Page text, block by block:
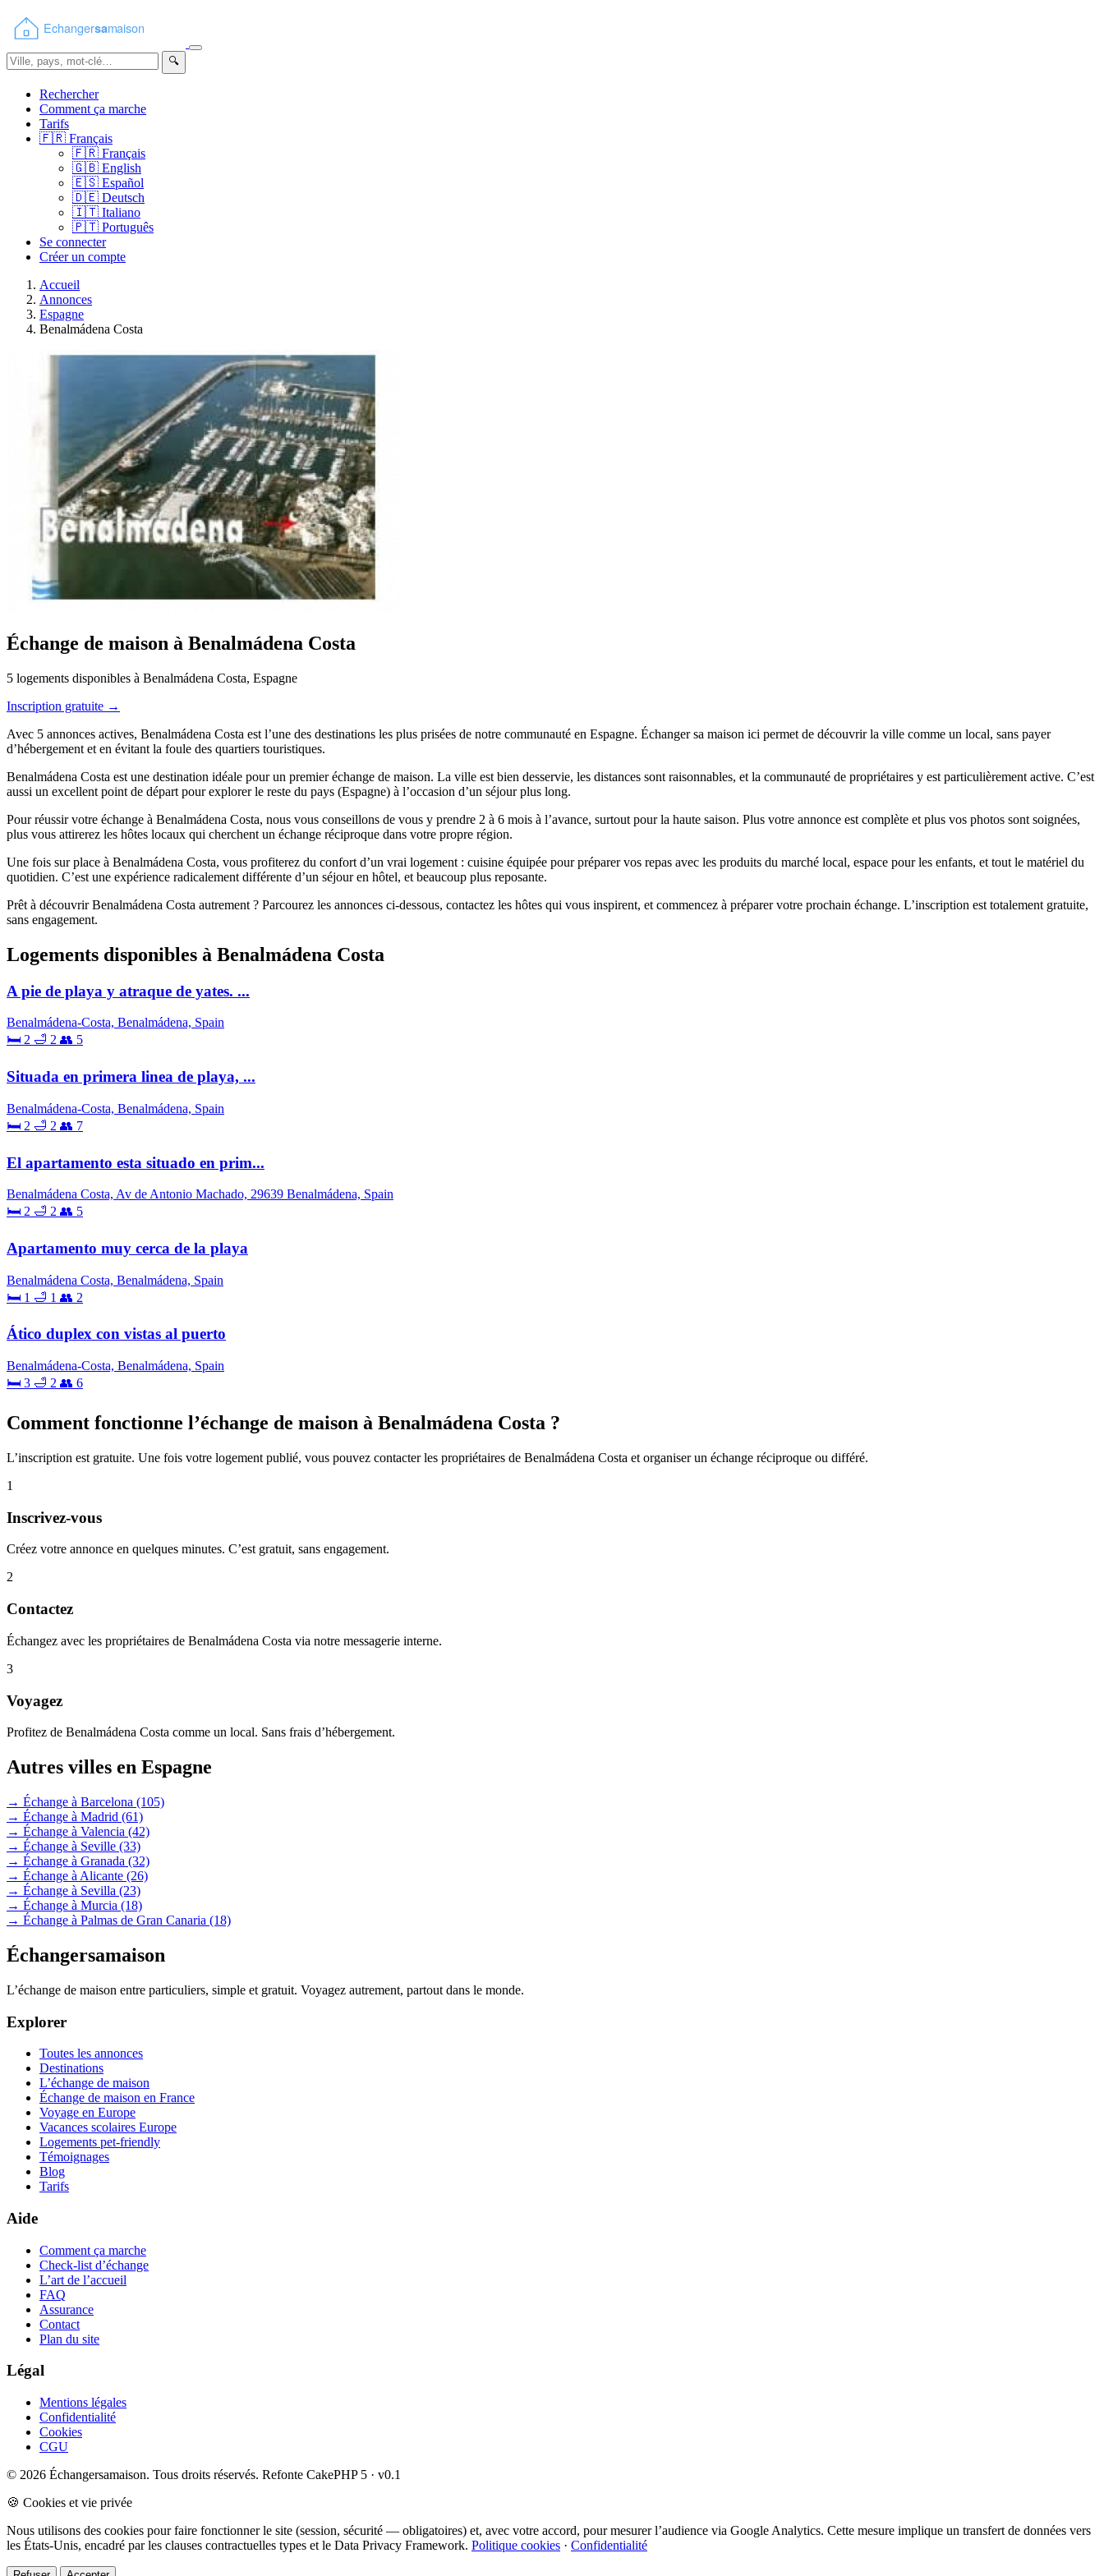
🔍
Rechercher
Comment ça marche
Tarifs
🇫🇷 Français
🇫🇷 Français
🇬🇧 English
🇪🇸 Español
🇩🇪 Deutsch
🇮🇹 Italiano
🇵🇹 Português
Se connecter
Créer un compte
Accueil
Annonces
Espagne
Benalmádena Costa
Échange de maison à Benalmádena Costa
5 logements disponibles à Benalmádena Costa, Espagne
Inscription gratuite →
Avec 5 annonces actives, Benalmádena Costa est l’une des destinations les plus prisées de notre communauté en Espagne. Échanger sa maison ici permet de découvrir la ville comme un local, sans payer
d’hébergement et en évitant la foule des quartiers touristiques.
Benalmádena Costa est une destination idéale pour un premier échange de maison. La ville est bien desservie, les distances sont raisonnables, et la communauté de propriétaires y est particulièrement active. C’est
aussi un excellent point de départ pour explorer le reste du pays (Espagne) à l’occasion d’un séjour plus long.
Pour réussir votre échange à Benalmádena Costa, nous vous conseillons de vous y prendre 2 à 6 mois à l’avance, surtout pour la haute saison. Plus votre annonce est complète et plus vos photos sont soignées,
plus vous attirerez les hôtes locaux qui cherchent un échange réciproque dans votre propre région.
Une fois sur place à Benalmádena Costa, vous profiterez du confort d’un vrai logement : cuisine équipée pour préparer vos repas avec les produits du marché local, espace pour les enfants, et tout le matériel du
quotidien. C’est une expérience radicalement différente d’un séjour en hôtel, et beaucoup plus reposante.
Prêt à découvrir Benalmádena Costa autrement ? Parcourez les annonces ci-dessous, contactez les hôtes qui vous inspirent, et commencez à préparer votre prochain échange. L’inscription est totalement gratuite,
sans engagement.
Logements disponibles à Benalmádena Costa
A pie de playa y atraque de yates. ...
Benalmádena-Costa, Benalmádena, Spain
🛏 2 🛁 2 👥 5
Situada en primera linea de playa, ...
Benalmádena-Costa, Benalmádena, Spain
🛏 2 🛁 2 👥 7
El apartamento esta situado en prim...
Benalmádena Costa, Av de Antonio Machado, 29639 Benalmádena, Spain
🛏 2 🛁 2 👥 5
Apartamento muy cerca de la playa
Benalmádena Costa, Benalmádena, Spain
🛏 1 🛁 1 👥 2
Ático duplex con vistas al puerto
Benalmádena-Costa, Benalmádena, Spain
🛏 3 🛁 2 👥 6
Comment fonctionne l’échange de maison à Benalmádena Costa ?
L’inscription est gratuite. Une fois votre logement publié, vous pouvez contacter les propriétaires de Benalmádena Costa et organiser un échange réciproque ou différé.
1
Inscrivez-vous
Créez votre annonce en quelques minutes. C’est gratuit, sans engagement.
2
Contactez
Échangez avec les propriétaires de Benalmádena Costa via notre messagerie interne.
3
Voyagez
Profitez de Benalmádena Costa comme un local. Sans frais d’hébergement.
Autres villes en Espagne
→ Échange à Barcelona (105)
→ Échange à Madrid (61)
→ Échange à Valencia (42)
→ Échange à Seville (33)
→ Échange à Granada (32)
→ Échange à Alicante (26)
→ Échange à Sevilla (23)
→ Échange à Murcia (18)
→ Échange à Palmas de Gran Canaria (18)
Échangersamaison
L’échange de maison entre particuliers, simple et gratuit. Voyagez autrement, partout dans le monde.
Explorer
Toutes les annonces
Destinations
L’échange de maison
Échange de maison en France
Voyage en Europe
Vacances scolaires Europe
Logements pet-friendly
Témoignages
Blog
Tarifs
Aide
Comment ça marche
Check-list d’échange
L’art de l’accueil
FAQ
Assurance
Contact
Plan du site
Légal
Mentions légales
Confidentialité
Cookies
CGU
© 2026 Échangersamaison. Tous droits réservés. Refonte CakePHP 5 · v0.1
🍪 Cookies et vie privée
Nous utilisons des cookies pour faire fonctionner le site (session, sécurité — obligatoires) et, avec votre accord, pour mesurer l’audience via Google Analytics. Cette mesure implique un transfert de données vers
les États-Unis, encadré par les clauses contractuelles types et le Data Privacy Framework. Politique cookies · Confidentialité